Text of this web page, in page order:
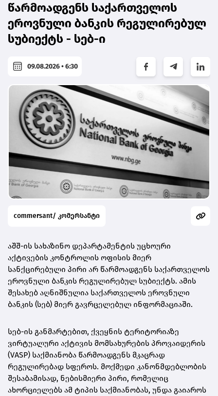
წარმოადგენს საქართველოს
ეროვნული ბანკის რეგულირებულ
სუბიექტს - სებ-ი
09.08.2026 • 6:30
commersant/ კომერსანტი
აშშ-ის სახაზინო დეპარტამენტის უცხოური
აქტივების კონტროლის ოფისის მიერ
სანქცირებული პირი არ წარმოადგენს საქართველოს
ეროვნული ბანკის რეგულირებულ სუბიექტს. ამის
შესახებ აღნიშნულია საქართველოს ეროვნული
ბანკის (სებ) მიერ გავრცელებულ ინფორმაციაში.
სებ-ის განმარტებით, ქვეყნის ტერიტორიაზე
ვირტუალური აქტივის მომსახურების პროვაიდერის
(VASP) საქმიანობა წარმოადგენს მკაცრად
რეგულირებად სფეროს. მოქმედი კანონმდებლობის
შესაბამისად, ნებისმიერი პირი, რომელიც
ახორციელებს ამ ტიპის საქმიანობას, უნდა გაიაროს